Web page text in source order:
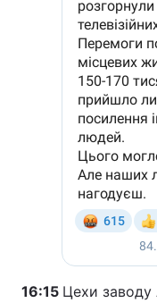
16:15 Цехи заводу